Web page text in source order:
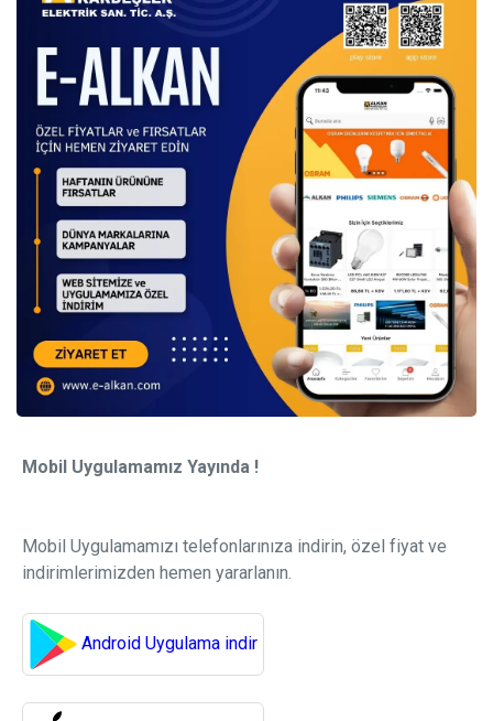
Mobil Uygulamamız Yayında !
Mobil Uygulamamızı telefonlarınıza indirin, özel fiyat ve
indirimlerimizden hemen yararlanın.
Android Uygulama indir